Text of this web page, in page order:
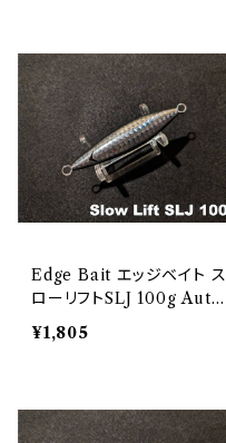
Edge Bait エッジベイト ス
ローリフトSLJ 100g Auth
entic Bait
¥1,805